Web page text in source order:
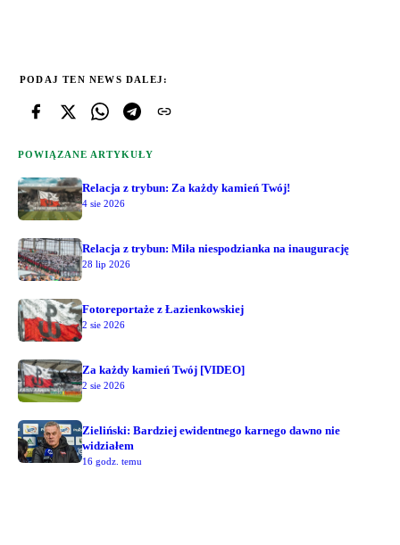
PODAJ TEN NEWS DALEJ:
POWIĄZANE ARTYKUŁY
Relacja z trybun: Za każdy kamień Twój!
4 sie 2026
Relacja z trybun: Miła niespodzianka na inaugurację
28 lip 2026
Fotoreportaże z Łazienkowskiej
2 sie 2026
Za każdy kamień Twój [VIDEO]
2 sie 2026
Zieliński: Bardziej ewidentnego karnego dawno nie
widziałem
16 godz. temu